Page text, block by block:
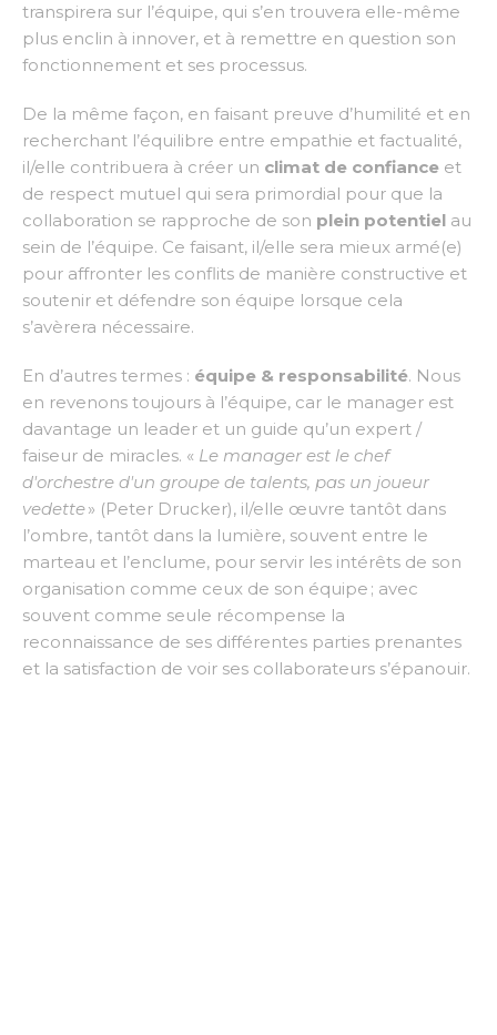
transpirera sur l’équipe, qui s’en trouvera elle-même
plus enclin à innover, et à remettre en question son
fonctionnement et ses processus.
De la même façon, en faisant preuve d’humilité et en
recherchant l’équilibre entre empathie et factualité,
il/elle contribuera à créer un climat de confiance et
de respect mutuel qui sera primordial pour que la
collaboration se rapproche de son plein potentiel au
sein de l’équipe. Ce faisant, il/elle sera mieux armé(e)
pour affronter les conflits de manière constructive et
soutenir et défendre son équipe lorsque cela
s’avèrera nécessaire.
En d’autres termes : équipe & responsabilité. Nous
en revenons toujours à l’équipe, car le manager est
davantage un leader et un guide qu’un expert /
faiseur de miracles. « Le manager est le chef
d'orchestre d'un groupe de talents, pas un joueur
vedette» (Peter Drucker), il/elle œuvre tantôt dans
l’ombre, tantôt dans la lumière, souvent entre le
marteau et l’enclume, pour servir les intérêts de son
organisation comme ceux de son équipe ; avec
souvent comme seule récompense la
reconnaissance de ses différentes parties prenantes
et la satisfaction de voir ses collaborateurs s’épanouir.